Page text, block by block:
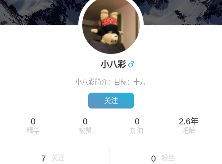
小八彩
小八彩简介：目标：十万
关注
0
精华
0
被赞
0
加油
2.6年
吧龄
7 关注 0 粉丝